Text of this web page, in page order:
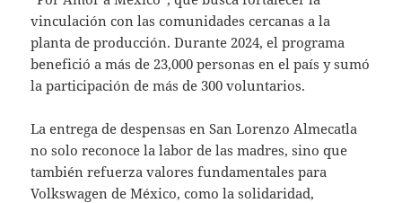
vinculación con las comunidades cercanas a la
planta de producción. Durante 2024, el programa
benefició a más de 23,000 personas en el país y sumó
la participación de más de 300 voluntarios. ​
La entrega de despensas en San Lorenzo Almecatla
no solo reconoce la labor de las madres, sino que
también refuerza valores fundamentales para
Volkswagen de México, como la solidaridad,